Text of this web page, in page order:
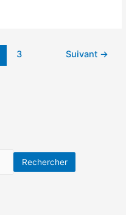
3 Suivant →
Rechercher